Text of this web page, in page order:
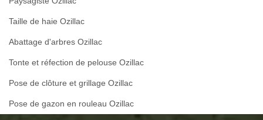
Taille de haie Ozillac
Abattage d'arbres Ozillac
Tonte et réfection de pelouse Ozillac
Pose de clôture et grillage Ozillac
Pose de gazon en rouleau Ozillac